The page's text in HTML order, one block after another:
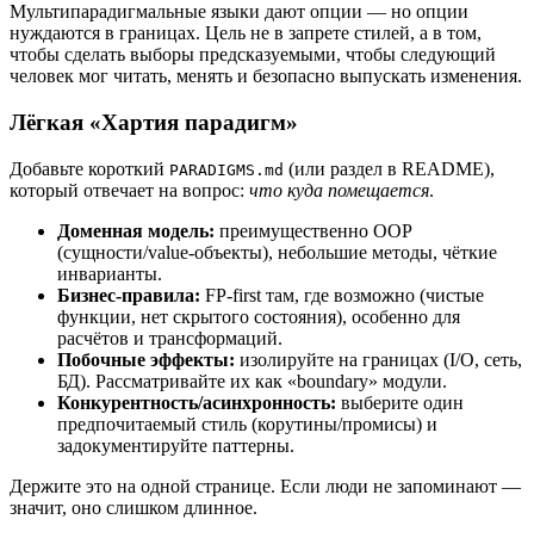
Мультипарадигмальные языки дают опции — но опции
нуждаются в границах. Цель не в запрете стилей, а в том,
чтобы сделать выборы предсказуемыми, чтобы следующий
человек мог читать, менять и безопасно выпускать изменения.
Лёгкая «Хартия парадигм»
Добавьте короткий PARADIGMS.md (или раздел в README),
который отвечает на вопрос: что куда помещается.
Доменная модель: преимущественно OOP
(сущности/value-объекты), небольшие методы, чёткие
инварианты.
Бизнес-правила: FP-first там, где возможно (чистые
функции, нет скрытого состояния), особенно для
расчётов и трансформаций.
Побочные эффекты: изолируйте на границах (I/O, сеть,
БД). Рассматривайте их как «boundary» модули.
Конкурентность/асинхронность: выберите один
предпочитаемый стиль (корутины/промисы) и
задокументируйте паттерны.
Держите это на одной странице. Если люди не запоминают —
значит, оно слишком длинное.